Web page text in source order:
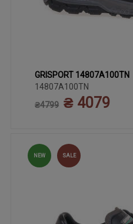
40 41 42 43 44
GRISPORT 14807A100TN
14807A100TN
₴4799 ₴ 4079
NEW SALE